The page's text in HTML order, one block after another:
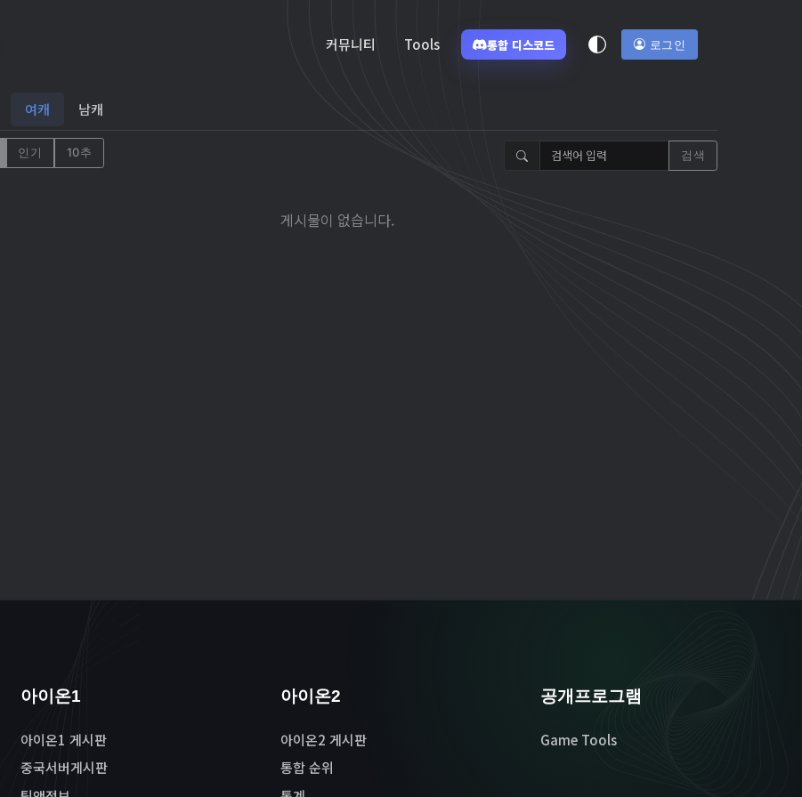
커뮤니티 Tools 통합 디스코드 로그인
여캐 남캐
인기 10추 검색
게시물이 없습니다.
아이온1
아이온1 게시판
중국서버게시판
아이온2
아이온2 게시판
통합 순위
공개프로그램
Game Tools